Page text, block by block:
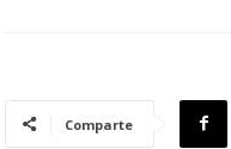
Comparte